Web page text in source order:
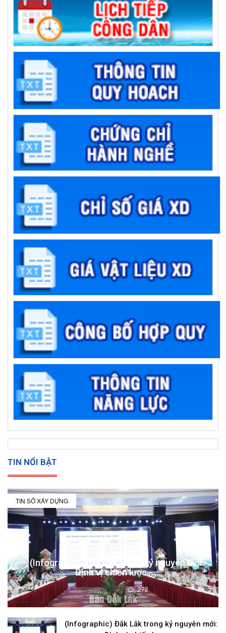
TIN NỔI BẬT
TIN SỞ XÂY DỰNG
(Infographic) Đắk Lắk trong kỷ nguyên mới:
Định vị chiến lược -...
13/07/2026 272
(Infographic) Đắk Lắk trong kỷ nguyên mới: